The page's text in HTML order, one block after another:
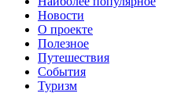
Новости
О проекте
Полезное
Путешествия
События
Туризм